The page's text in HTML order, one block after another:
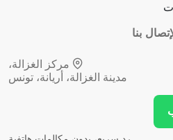
بنا
مركز الغزالة،
مدينة الغزالة، أريانة، تونس